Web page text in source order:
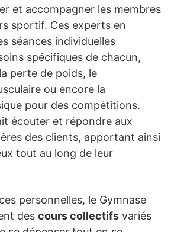
et accompagner les membres
sportif. Ces experts en
séances individuelles
spécifiques de chacun,
perte de poids, le
ou encore la
pour des compétitions.
écouter et répondre aux
des clients, apportant ainsi
tout au long de leur
personnelles, le Gymnase
des cours collectifs variés